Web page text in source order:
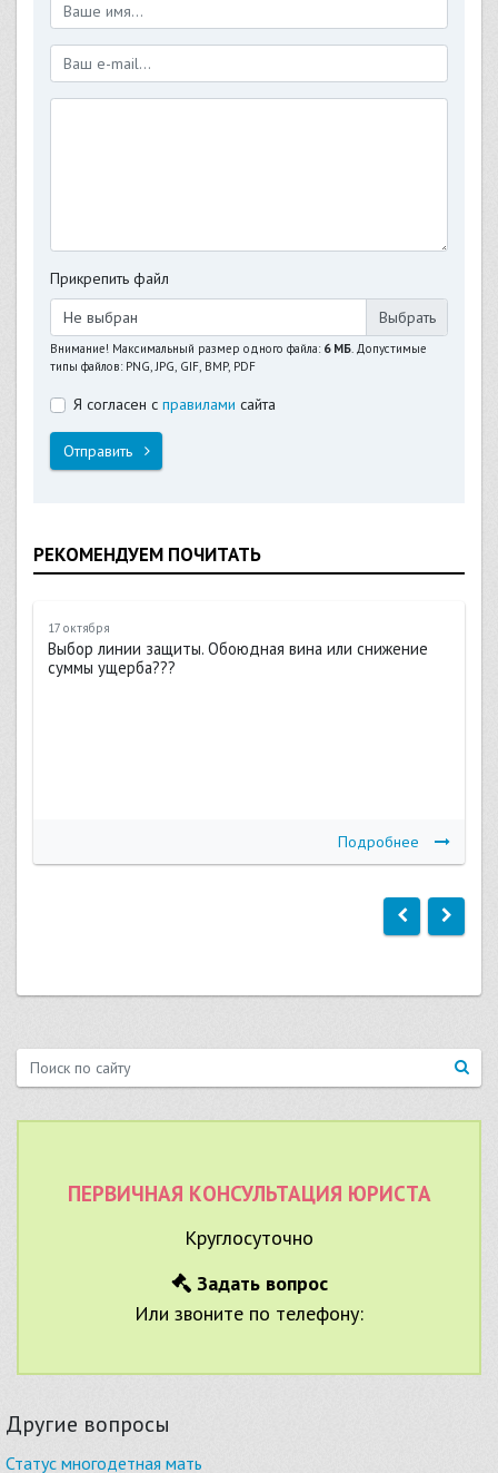
Прикрепить файл
Не выбран
Внимание! Максимальный размер одного файла: 6 МБ. Допустимые
типы файлов: PNG, JPG, GIF, BMP, PDF
Я согласен с правилами сайта
Отправить
РЕКОМЕНДУЕМ ПОЧИТАТЬ
17 октября
Выбор линии защиты. Обоюдная вина или снижение
суммы ущерба???
Подробнее
ПЕРВИЧНАЯ КОНСУЛЬТАЦИЯ ЮРИСТА
Круглосуточно
Задать вопрос
Или звоните по телефону:
Другие вопросы
Статус многодетная мать